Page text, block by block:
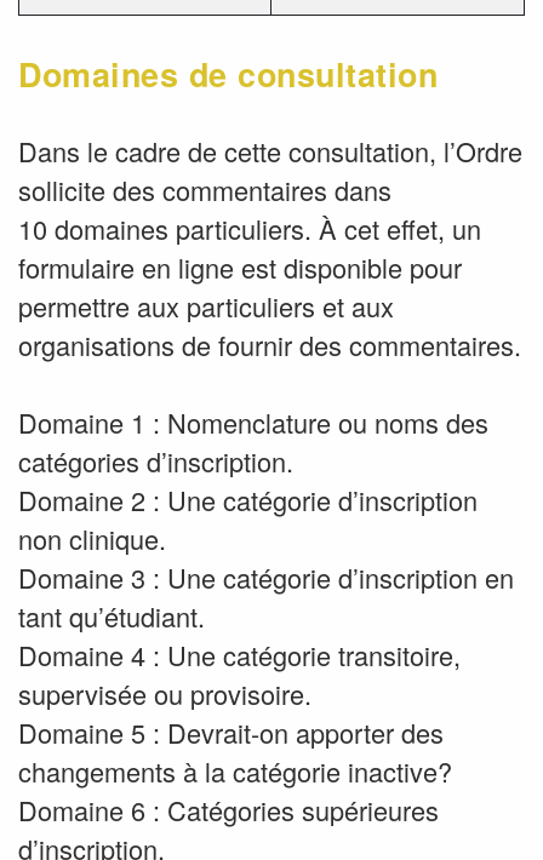
Domaines de consultation
Dans le cadre de cette consultation, l’Ordre
sollicite des commentaires dans
10 domaines particuliers. À cet effet, un
formulaire en ligne est disponible pour
permettre aux particuliers et aux
organisations de fournir des commentaires.
Domaine 1 : Nomenclature ou noms des
catégories d’inscription.
Domaine 2 : Une catégorie d’inscription
non clinique.
Domaine 3 : Une catégorie d’inscription en
tant qu’étudiant.
Domaine 4 : Une catégorie transitoire,
supervisée ou provisoire.
Domaine 5 : Devrait-on apporter des
changements à la catégorie inactive?
Domaine 6 : Catégories supérieures
d’inscription.